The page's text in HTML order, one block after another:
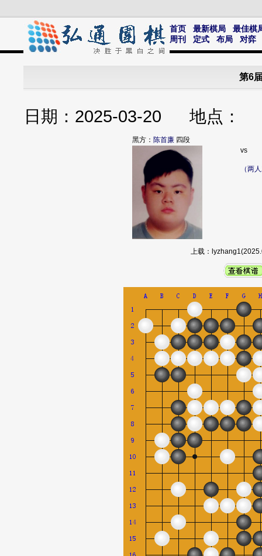
首页 最新棋局
最佳棋
周刊
定式 布局 对弈
第6
日期：2025-03-20 地点
黑方： 陈首廉 四段
vs
（两
上载：